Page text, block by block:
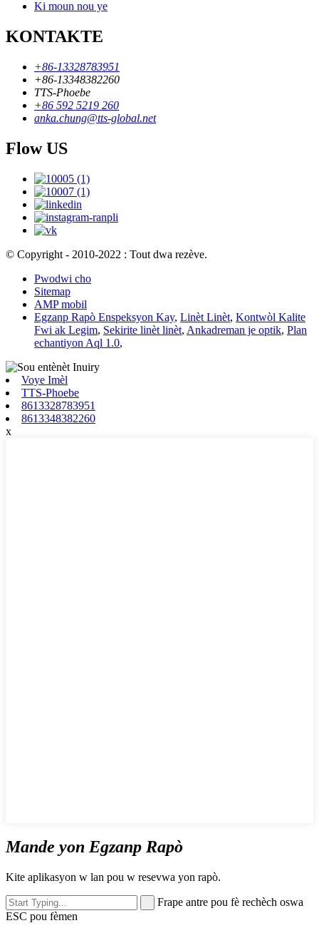
Ki moun nou ye
KONTAKTE
+86-13328783951
+86-13348382260
TTS-Phoebe
+86 592 5219 260
anka.chung@tts-global.net
Flow US
© Copyright - 2010-2022 : Tout dwa rezève.
Pwodwi cho
Sitemap
AMP mobil
Egzanp Rapò Enspeksyon Kay, Linèt Linèt, Kontwòl Kalite
Fwi ak Legim, Sekirite linèt linèt, Ankadreman je optik, Plan
echantiyon Aql 1.0,
Voye Imèl
TTS-Phoebe
8613328783951
8613348382260
x
Mande yon Egzanp Rapò
Kite aplikasyon w lan pou w resevwa yon rapò.
Frape antre pou fè rechèch oswa
ESC pou fèmen